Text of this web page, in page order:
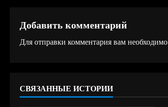
о
и
Добавить комментарий
Для отправки комментария вам необходимо
СВЯЗАННЫЕ ИСТОРИИ